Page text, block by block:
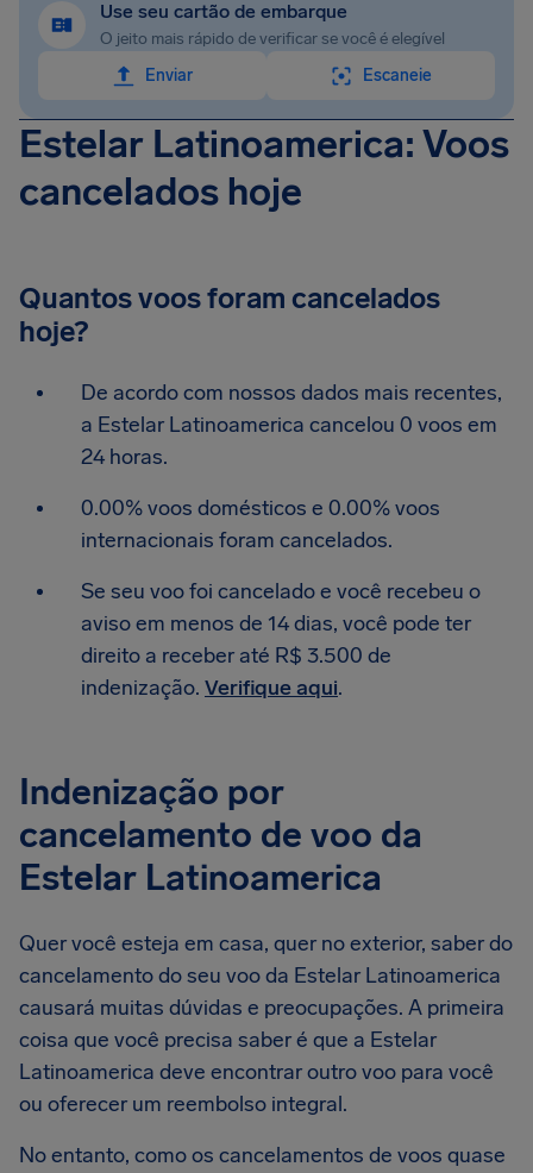
Use seu cartão de embarque
O jeito mais rápido de verificar se você é elegível
Enviar
Escaneie
Estelar Latinoamerica: Voos
cancelados hoje
Quantos voos foram cancelados
hoje?
De acordo com nossos dados mais recentes,
a Estelar Latinoamerica cancelou 0 voos em
24 horas.
0.00% voos domésticos e 0.00% voos
internacionais foram cancelados.
Se seu voo foi cancelado e você recebeu o
aviso em menos de 14 dias, você pode ter
direito a receber até R$ 3.500 de
indenização. Verifique aqui.
Indenização por
cancelamento de voo da
Estelar Latinoamerica
Quer você esteja em casa, quer no exterior, saber do
cancelamento do seu voo da Estelar Latinoamerica
causará muitas dúvidas e preocupações. A primeira
coisa que você precisa saber é que a Estelar
Latinoamerica deve encontrar outro voo para você
ou oferecer um reembolso integral.
No entanto, como os cancelamentos de voos quase